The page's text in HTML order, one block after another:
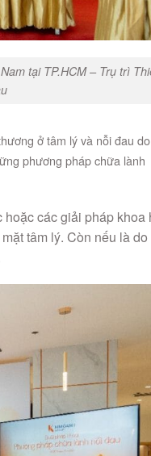
tại TP.HCM – Trụ trì
ở tâm lý và nỗi đau do
phương pháp chữa lành
hoặc các giải pháp khoa
tâm lý. Còn nếu là do